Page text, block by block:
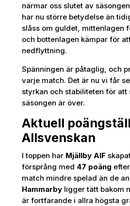
närmar oss slutet av
har nu större betydelse än
slåss om guldet, mittenlagen
och bottenlagen kämpar för
nedflyttning.
Spänningen är påtaglig, och
varje match. Det är nu vi får
styrkan och stabiliteten för att
säsongen är över.
Aktuell
Allsvenskan
I toppen har Mjällby AIF
försprång med 47 poäng
match mindre spelad än de
Hammarbyligger tätt bakom
är fortfarande i allra högsta